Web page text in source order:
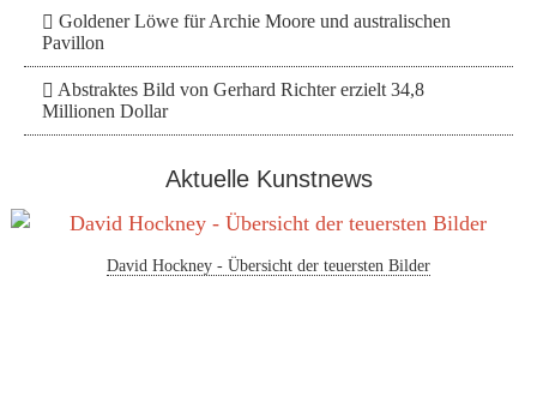
Goldener Löwe für Archie Moore und australischen
Pavillon
Abstraktes Bild von Gerhard Richter erzielt 34,8
Millionen Dollar
Aktuelle Kunstnews
David Hockney - Übersicht der teuersten Bilder